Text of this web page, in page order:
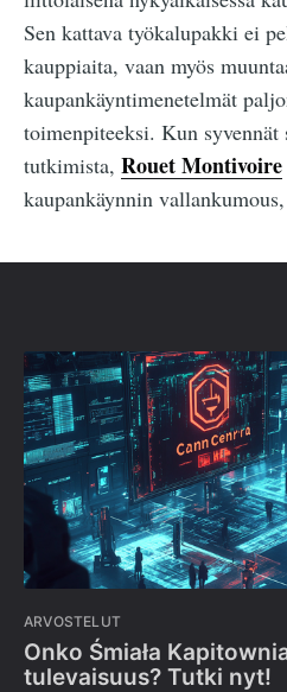
Sen kattava työkalupakki ei
kauppiaita, vaan myös
kaupankäyntimenetelmät
toimenpiteeksi. Kun syvennät
tutkimista, Rouet Montivoire
kaupankäynnin
ARVOSTELUT
Onko Śmiała
tulevaisuus? Tutki nyt!